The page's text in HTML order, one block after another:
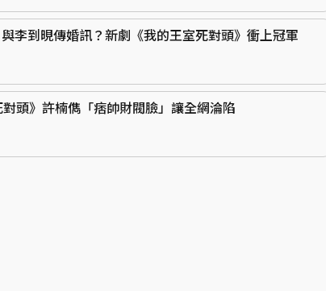
李到晛傳婚訊？新劇《我的王室死對頭》衝上冠軍
頭》許楠儁「痞帥財閥臉」讓全網淪陷